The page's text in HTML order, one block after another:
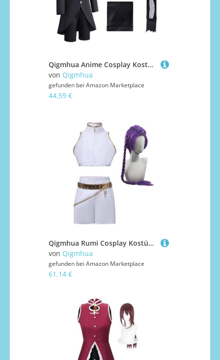
Qigmhua Anime Cosplay Kostüm Okarun - Anime Männer Halloween Kostüm Takakura Ken Cosplay Uniforme Spezial-Plus-Stil Caprihose/Hosen Ver.
von Qigmhua
gefunden bei Amazon Marketplace
44,59 €
Qigmhua Rumi Cosplay Kostüm Mira/Zoey Anzug Anime Cosplay Damen Kleid Weißer Stil Uniform Halloween Idol-Outfits Komplette Sets
von Qigmhua
gefunden bei Amazon Marketplace
61,14 €